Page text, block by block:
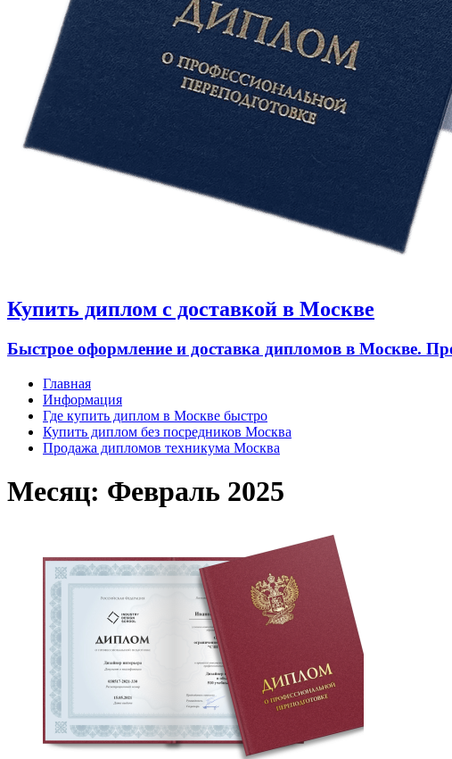
Купить диплом с доставкой в Москве
Быстрое оформление и доставка дипломов в Москве.
Главная
Информация
Где купить диплом в Москве быстро
Купить диплом без посредников Москва
Продажа дипломов техникума Москва
Месяц: Февраль 2025